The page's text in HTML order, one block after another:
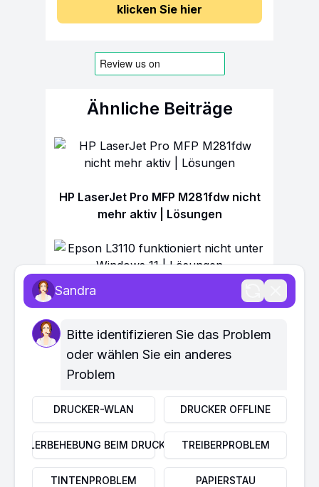
Sandra
Bitte identifizieren Sie das Problem
oder wählen Sie ein anderes
Problem
DRUCKER-WLAN DRUCKER OFFLINE
FEHLERBEHEBUNG BEIM DRUCKER TREIBERPROBLEM
TINTENPROBLEM PAPIERSTAU
klicken Sie hier
Ähnliche Beiträge
HP LaserJet Pro MFP M281fdw nicht
mehr aktiv | Lösungen
Epson L3110 funktioniert nicht unter
PIN beim Drucker hinzufügen wird
nicht akzeptiert